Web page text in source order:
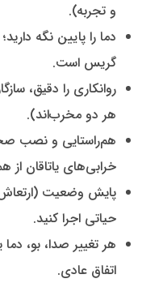
و تجربه).
دما را پایین نگه
گریس است.
روانکاری را دقیق،
هر دو مخرب‌اند).
هم‌راستایی و نصب
خرابی‌های یاتاقان
پایش وضعیت
حیاتی اجرا کنید.
هر تغییر صدا، بو، دما
اتفاق عادی.